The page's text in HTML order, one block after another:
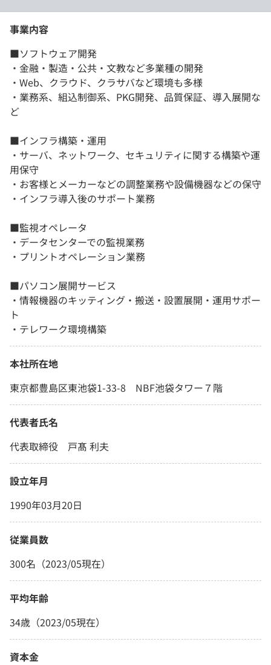
事業内容
■ソフトウェア開発
・金融・製造・公共・文教など多業種の開発
・Web、クラウド、クラサバなど環境も多様
・業務系、組込制御系、PKG開発、品質保証、導入展開な
ど
■インフラ構築・運用
・サーバ、ネットワーク、セキュリティに関する構築や運
用保守
・お客様とメーカーなどの調整業務や設備機器などの保守
・インフラ導入後のサポート業務
■監視オペレータ
・データセンターでの監視業務
・プリントオペレーション業務
■パソコン展開サービス
・情報機器のキッティング・搬送・設置展開・運用サポー
ト
・テレワーク環境構築
本社所在地
東京都豊島区東池袋1-33-8 NBF池袋タワー７階
代表者氏名
代表取締役 戸髙 利夫
設立年月
1990年03月20日
従業員数
300名（2023/05現在）
平均年齢
34歳（2023/05現在）
資本金